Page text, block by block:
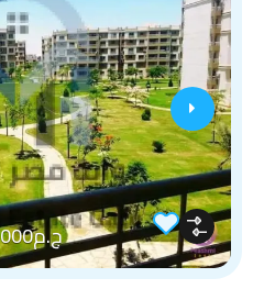
ج.م14,000